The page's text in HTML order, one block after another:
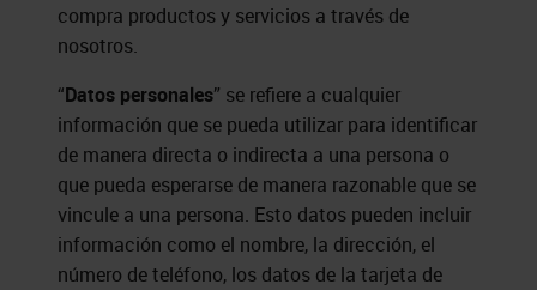
compra productos y servicios a través de
nosotros.
“Datos personales” se refiere a cualquier
información que se pueda utilizar para identificar
de manera directa o indirecta a una persona o
que pueda esperarse de manera razonable que se
vincule a una persona. Esto datos pueden incluir
información como el nombre, la dirección, el
número de teléfono, los datos de la tarjeta de